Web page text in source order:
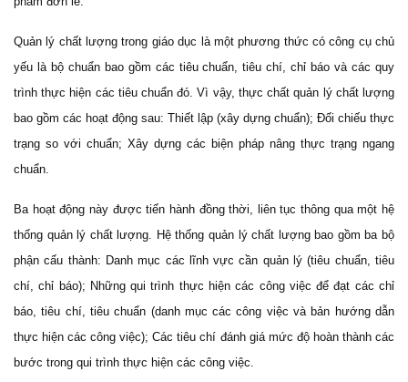
Quản lý chất lượng trong giáo dục là một phương thức có công cụ chủ
yếu là bộ chuẩn bao gồm các tiêu chuẩn, tiêu chí, chỉ báo và các quy
trình thực hiện các tiêu chuẩn đó. Vì vậy, thực chất quản lý chất lượng
bao gồm các hoạt động sau: Thiết lập (xây dựng chuẩn); Đối chiếu thực
trạng so với chuẩn; Xây dựng các biện pháp nâng thực trạng ngang
chuẩn.
Ba hoạt động này được tiến hành đồng thời, liên tục thông qua một hệ
thống quản lý chất lượng. Hệ thống quản lý chất lượng bao gồm ba bộ
phận cấu thành: Danh mục các lĩnh vực cần quản lý (tiêu chuẩn, tiêu
chí, chỉ báo); Những qui trình thực hiện các công việc để đạt các chỉ
báo, tiêu chí, tiêu chuẩn (danh mục các công việc và bản hướng dẫn
thực hiện các công việc); Các tiêu chí đánh giá mức độ hoàn thành các
bước trong qui trình thực hiện các công việc.